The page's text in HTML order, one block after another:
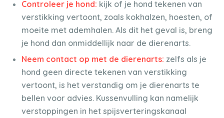
Controleer je hond: kijk of je hond tekenen van
verstikking vertoont, zoals kokhalzen, hoesten, of
moeite met ademhalen. Als dit het geval is, breng
je hond dan onmiddellijk naar de dierenarts.
Neem contact op met de dierenarts: zelfs als je
hond geen directe tekenen van verstikking
vertoont, is het verstandig om je dierenarts te
bellen voor advies. Kussenvulling kan namelijk
verstoppingen in het spijsverteringskanaal